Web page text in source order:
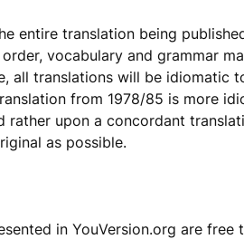
entire translation being
vocabulary and grammar
all translations will be idiomatic
from 1978/85 is more
rather upon a concordant
as possible.
in YouVersion.org are free